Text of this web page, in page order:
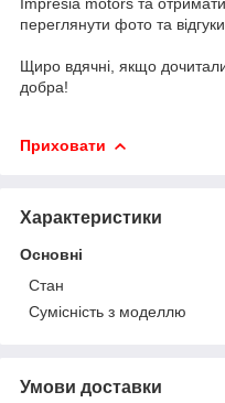
переглянути фото та
Щиро вдячні, якщо
добра!
Приховати
Характеристики
Основні
Стан
Сумісність з моделлю
Умови доставки